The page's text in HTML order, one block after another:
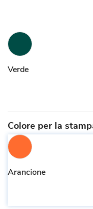
Verde
Colore per la
Arancione